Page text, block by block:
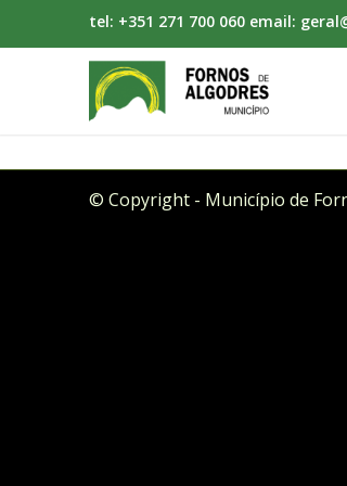
tel: +351 271 700 060 email:
© Copyright - Município de